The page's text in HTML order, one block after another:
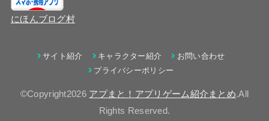
にほんブログ村
サイト紹介 キャラクター紹介
お問い合わせ
プライバシーポリシー
©Copyright2026 アプまと！アプリゲーム紹介まとめ.All
Rights Reserved.